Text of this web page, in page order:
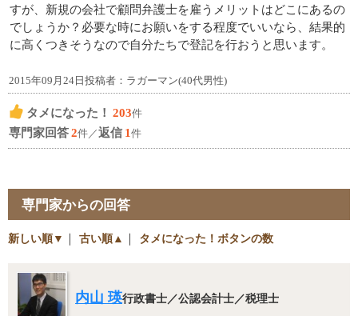
すが、新規の会社で顧問弁護士を雇うメリットはどこにあるの
でしょうか？必要な時にお願いをする程度でいいなら、結果的
に高くつきそうなので自分たちで登記を行おうと思います。
2015年09月24日投稿者：ラガーマン(40代男性)
タメになった！ 203件
専門家回答2件／返信 1 件
専門家からの回答
新しい順▼ 古い順▲ タメになった！ボタンの数
内山 瑛行政書士／公認会計士／税理士